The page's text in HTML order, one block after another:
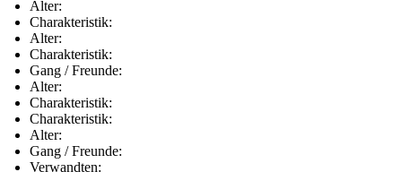
Alter:
Charakteristik:
Alter:
Charakteristik:
Gang / Freunde:
Alter:
Charakteristik:
Charakteristik:
Alter:
Gang / Freunde:
Verwandten: